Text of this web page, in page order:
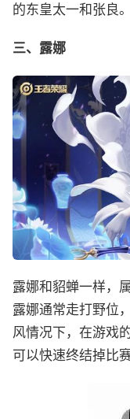
的东皇太一和张良。
三、露娜
露娜和貂蝉一样，
露娜通常走打野位
风情况下，在游戏
可以快速终结掉比赛